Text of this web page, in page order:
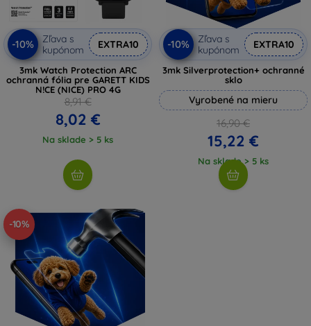
-10%
Zľava s
kupónom
EXTRA10
3mk Watch Protection ARC
ochranná fólia pre GARETT KIDS
N!CE (NICE) PRO 4G
8,91 €
8,02 €
Na sklade > 5 ks
-10%
Zľava s
kupónom
EXTRA10
3mk Silverprotection+ ochranné
sklo
Vyrobené na mieru
16,90 €
15,22 €
Na sklade > 5 ks
-10%